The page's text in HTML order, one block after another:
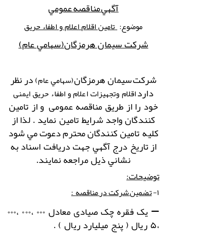
آگهيمناقصه عمومي
موضوع: تامین اقلام اعلام و اطفاء حریق
شركت سيمان هرمزگان(سهامي عام)
شركتسيمان هرمزگان(سهامي عام) در نظر
دارد اقلام وتجهیزات اعلام و اطفاء حریق ایمنی
خود را از طریق مناقصه عمومی و از تامین
کنندگان واجد شرایط تامین نماید . لذا از
كليه تامین کنندگان محترم دعوت مي شود
از تاريخ درج آگهي جهت دريافت اسناد به
نشاني ذيل مراجعه نمايند.
توضیحات:
۱- تضمینشركت در مناقصه :
–
یک فقره چک صیادی معادل ۰۰۰ ،۰۰۰ ،۰۰۰
،۵ ریال (
پنج میلیارد ریال ) .